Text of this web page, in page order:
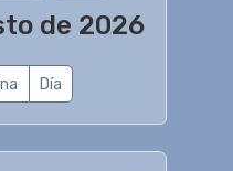
de 2026
Día